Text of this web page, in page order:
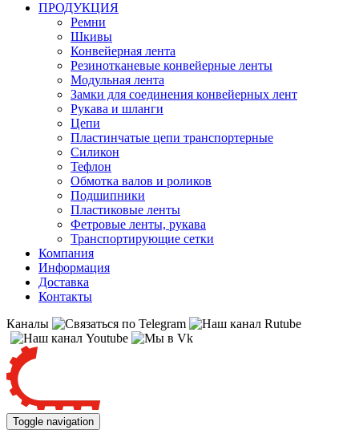
ПРОДУКЦИЯ
Ремни
Шкивы
Конвейерная лента
Резинотканевые конвейерные ленты
Модульная лента
Замки для соединения конвейерных лент
Рукава и шланги
Цепи
Пластинчатые цепи транспортерные
Силикон
Тефлон
Обмотка валов и роликов
Подшипники
Пластиковые ленты
Фетровые ленты, рукава
Транспортирующие сетки
Компания
Информация
Доставка
Контакты
Каналы
Toggle navigation